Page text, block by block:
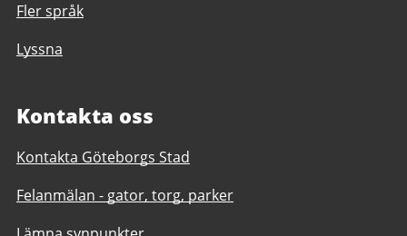
Fler språk
Lyssna
Kontakta oss
Kontakta Göteborgs Stad
Felanmälan - gator, torg, parker